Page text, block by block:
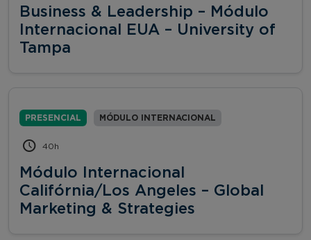
Business & Leadership – Módulo
Internacional EUA – University of
Tampa
PRESENCIAL MÓDULO INTERNACIONAL
40h
Módulo Internacional
Califórnia/Los Angeles – Global
Marketing & Strategies